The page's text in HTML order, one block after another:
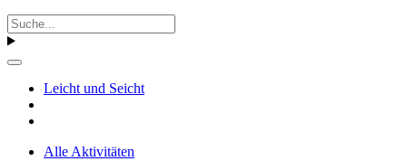
Leicht und Seicht
Alle Aktivitäten